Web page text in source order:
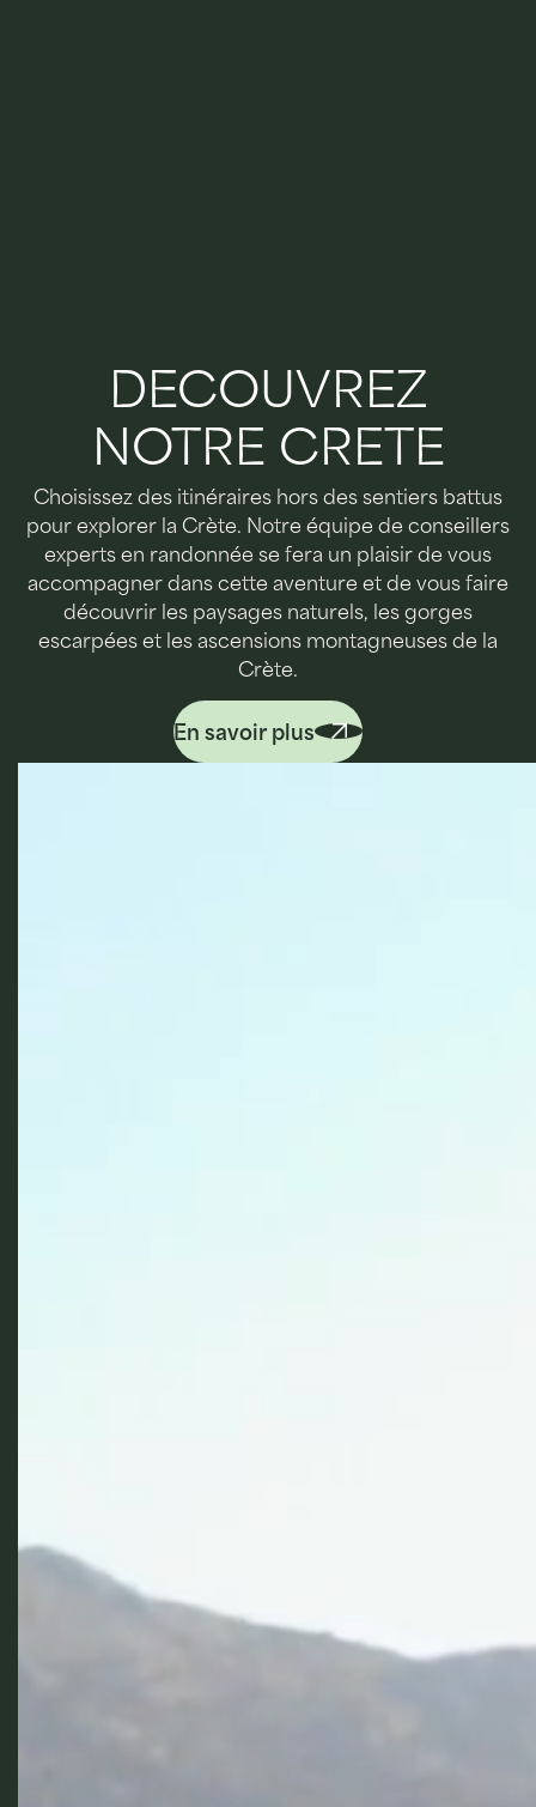
DECOUVREZ
NOTRE CRETE
Choisissez des itinéraires hors des sentiers battus
pour explorer la Crète. Notre équipe de conseillers
experts en randonnée se fera un plaisir de vous
accompagner dans cette aventure et de vous faire
découvrir les paysages naturels, les gorges
escarpées et les ascensions montagneuses de la
Crète.
En savoir plus